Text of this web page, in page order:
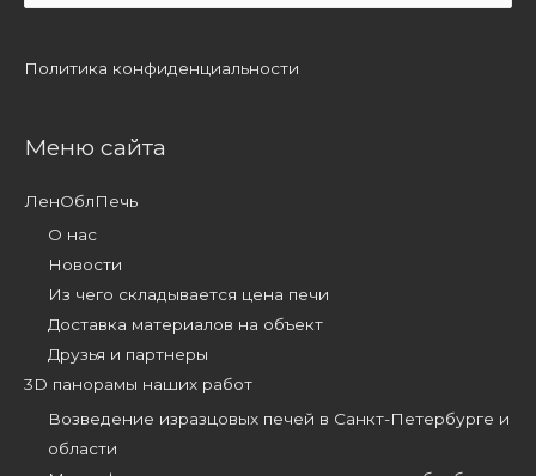
Политика конфиденциальности
Меню сайта
ЛенОблПечь
О нас
Новости
Из чего складывается цена печи
Доставка материалов на объект
Друзья и партнеры
3D панорамы наших работ
Возведение изразцовых печей в Санкт-Петербурге и
области